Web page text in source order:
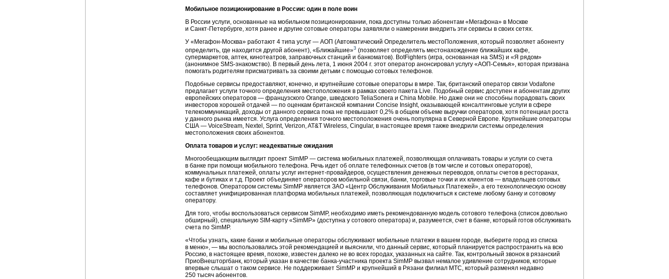
Мобильное позиционирование в России: один в поле воин
В России услуги, основанные на мобильном позиционировании, пока доступны только абонентам «Мегафона» в Москве
и Санкт-Петербурге, хотя ранее и другие сотовые операторы заявляли о намерении внедрить эти сервисы в своих сетях.
У « Мегафон-Москва» работают 4 типа услуг — АОП (Автоматический Определитель местоПоложения, который позволяет абоненту
определить, где находится другой абонент), «Ближайшие»3 (позволяет определять местонахождение ближайших кафе,
супермаркетов, аптек, кинотеатров, заправочных станций и банкоматов). BotFighters (игра, основанная на SMS) и «Я рядом»
(анонимное SMS-знакомство). В первый день лета, 1 июня 2004 г. этот оператор анонсировал услугу «АОП-Семья», которая призвана
помогать родителям присматривать за своими детьми с помощью сотовых телефонов.
Подобные сервисы предоставляют, конечно, и крупнейшие сотовые операторы в мире. Так, британский оператор связи Vodafone
предлагает услуги точного определения местоположения в рамках своего пакета Live. Подобный сервис доступен и абонентам других
европейских операторов — французского Orange, шведского TeliaSonera и China Mobile. Но даже они не способны порадовать своих
инвесторов хорошей отдачей — по оценкам британской компании Concise Insight, оказывающей консалтинговые услуги в сфере
телекоммуникаций, доходы от данного сервиса пока не превышают 0,2% в общем объеме выручки операторов, хотя потенциал роста
у данного рынка имеется. Услуга определения точного местоположения очень популярна в Северной Европе. Крупнейшие операторы
США — VoiceStream, Nextel, Sprint, Verizon, AT&T Wireless, Cingular, в настоящее время также внедрили системы определения
местоположения своих абонентов.
Оплата товаров и услуг: неадекватные ожидания
Многообещающим выглядит проект SimMP — система мобильных платежей, позволяющая оплачивать товары и услуги со счета
в банке при помощи мобильного телефона. Речь идет об оплате телефонных счетов (в том числе и сотовых операторов),
коммунальных платежей, оплаты услуг интернет-провайдеров, осуществления денежных переводов, оплаты счетов в ресторанах,
кафе и бутиках и т.д. Проект объединяет операторов мобильной связи, банки, торговые точки и их клиентов — владельцев сотовых
телефонов. Оператором системы SimMP является ЗАО «Центр Обслуживания Мобильных Платежей», а его технологическую основу
составляет унифицированная платформа мобильных платежей, позволяющая подключиться к системе любому банку и сотовому
оператору.
Для того, чтобы воспользоваться сервисом SimMP, необходимо иметь рекомендованную модель сотового телефона (список довольно
обширный), специальную SIM-карту «SimMP» (доступна у сотового оператора) и, разумеется, счет в банке, который готов обслуживать
счета по SimMP.
«Чтобы узнать, какие банки и мобильные операторы обслуживают мобильные платежи в вашем городе, выберите город из списка
в меню», — мы воспользовались этой рекомендацией и выяснили, что данный сервис, который планируется распространить на всю
Россию, в настоящее время, похоже, известен далеко не во всех городах, указанных на сайте. Так, контрольный звонок в рязанский
ПриоВнешторгбанк, который указан в качестве банка-участника проекта SimMP вызвал немалое удивление сотрудников, которые
впервые слышат о таком сервисе. Не поддерживает SimMP и крупнейший в Рязани филиал МТС, который разменял недавно
250 тысяч абонентов.